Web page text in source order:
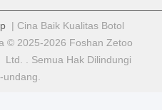
| Cina Baik Kualitas Botol
© 2025-2026 Foshan Zetoo
Ltd. . Semua Hak Dilindungi